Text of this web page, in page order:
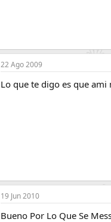
22 Ago 2009
Lo que te digo es que
19 Jun 2010
Bueno Por Lo Que Se